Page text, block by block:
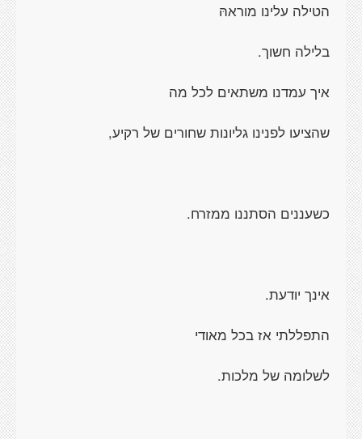
הטילה עלינו מוראהּ
בלילה חשוך.
איך עמדנו משתאים לכל מה
שהציעו לפנינו גליונות שחורים של רקיע,
כשעננים הסתננו ממזרח.
אינך יודעת.
התפללתי אז בכל מאודי
לשלומה של מלכות.